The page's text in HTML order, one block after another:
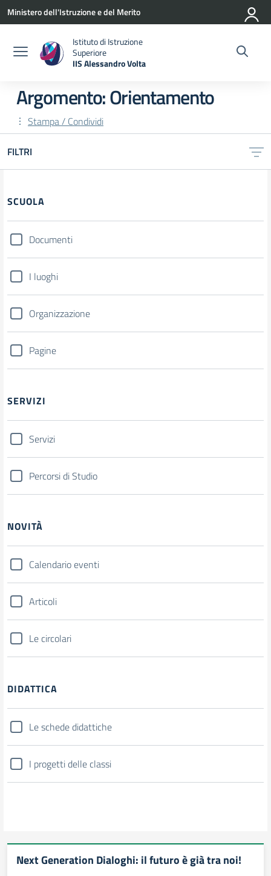
Vai ai contenuti
Vai al menu di navigazione
Vai al footer
Ministero dell'Istruzione e del Merito
Istituto di Istruzione
Superiore
IIS Alessandro Volta
Argomento: Orientamento
Stampa / Condividi
FILTRI
Filtri
SCUOLA
Documenti
I luoghi
Organizzazione
Pagine
SERVIZI
Servizi
Percorsi di Studio
NOVITÀ
Calendario eventi
Articoli
Le circolari
DIDATTICA
Le schede didattiche
I progetti delle classi
Next Generation Dialoghi: il futuro è già tra noi!